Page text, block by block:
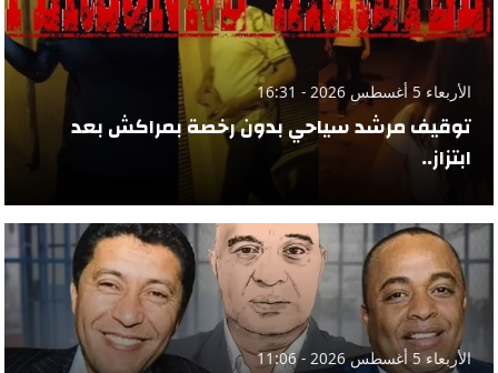
الأربعاء 5 أغسطس 2026 - 16:31
توقيف مرشد سياحي بدون رخصة بمراكش بعد
ابتزاز..
الأربعاء 5 أغسطس 2026 - 11:06